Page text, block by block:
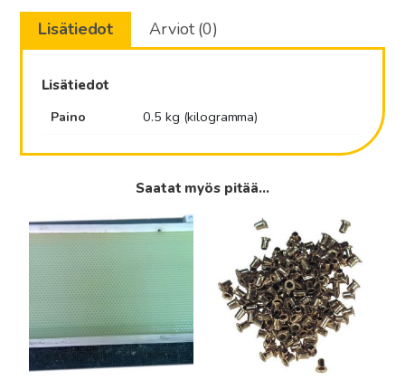
Lisätiedot Arviot (0)
Lisätiedot
Paino
0.5 kg (kilogramma)
Saatat myös pitää...
Tällä
tuotteella
useampi
muunnelma.
Voit
tehdä
valinnat